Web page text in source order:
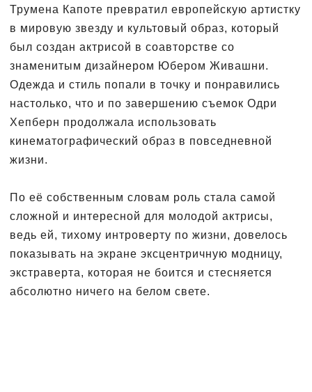
Трумена Капоте превратил европейскую артистку
в мировую звезду и культовый образ, который
был создан актрисой в соавторстве со
знаменитым дизайнером Юбером Живашни.
Одежда и стиль попали в точку и понравились
настолько, что и по завершению съемок Одри
Хепберн продолжала использовать
кинематографический образ в повседневной
жизни.
По её собственным словам роль стала самой
сложной и интересной для молодой актрисы,
ведь ей, тихому интроверту по жизни, довелось
показывать на экране эксцентричную модницу,
экстраверта, которая не боится и стесняется
абсолютно ничего на белом свете.